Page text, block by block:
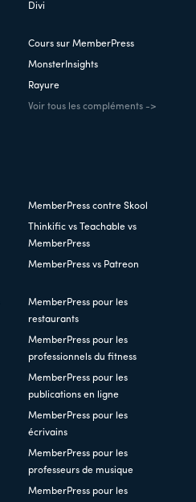
Divi
Cours sur MemberPress
MonsterInsights
Rayure
Voir tous les compléments ->
MemberPress contre Skool
Thinkific vs Teachable vs
MemberPress
MemberPress vs Patreon
MemberPress pour les
restaurants
MemberPress pour les
professionnels du fitness
MemberPress pour les
publications en ligne
MemberPress pour les
écrivains
MemberPress pour les
professeurs de musique
MemberPress pour les